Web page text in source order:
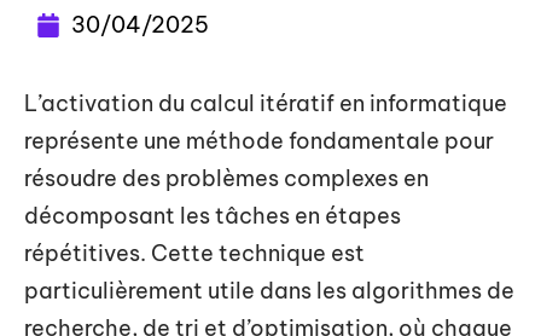
30/04/2025
L’activation du calcul itératif en informatique
représente une méthode fondamentale pour
résoudre des problèmes complexes en
décomposant les tâches en étapes
répétitives. Cette technique est
particulièrement utile dans les algorithmes de
recherche, de tri et d’optimisation, où chaque